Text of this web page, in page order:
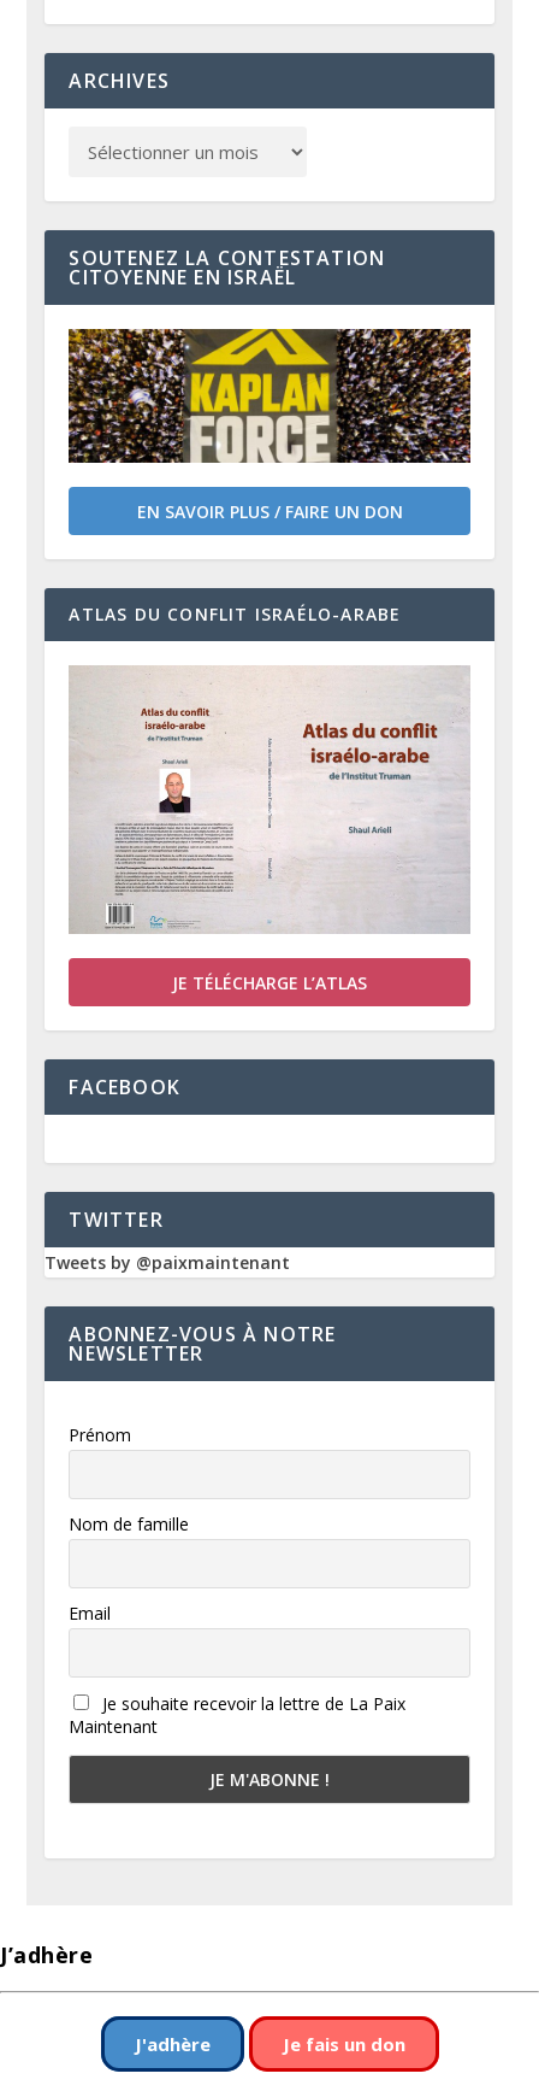
ARCHIVES
SOUTENEZ LA CONTESTATION
CITOYENNE EN ISRAËL
EN SAVOIR PLUS / FAIRE UN DON
ATLAS DU CONFLIT ISRAÉLO-ARABE
JE TÉLÉCHARGE L’ATLAS
FACEBOOK
TWITTER
Tweets by @paixmaintenant
ABONNEZ-VOUS À NOTRE
NEWSLETTER
Prénom
Nom de famille
Email
Je souhaite recevoir la lettre de La Paix
Maintenant
J’adhère
J'adhère Je fais un don